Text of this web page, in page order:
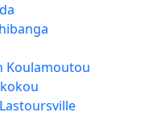
Koulamoutou